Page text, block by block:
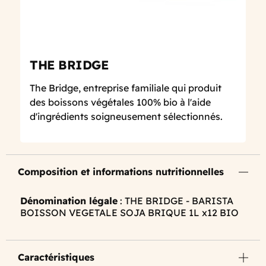
THE BRIDGE
The Bridge, entreprise familiale qui produit
des boissons végétales 100% bio à l'aide
d'ingrédients soigneusement sélectionnés.
Composition et informations nutritionnelles
Dénomination légale : THE BRIDGE - BARISTA
BOISSON VEGETALE SOJA BRIQUE 1L x12 BIO
Caractéristiques